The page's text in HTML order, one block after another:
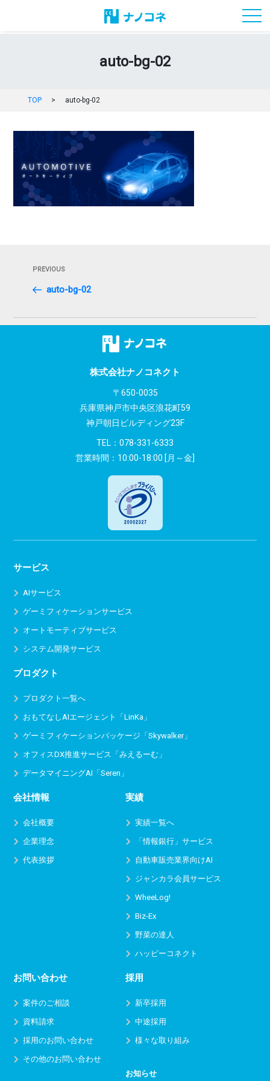
auto-bg-02
TOP > auto-bg-02
ビ
Previous
Post
PREVIOUS
auto-bg-02
株式会社ナノコネクト
〒650-0035
兵庫県神戸市中央区浪花町59
神戸朝日ビルディング23F
TEL： 078-331-6333
営業時間：10:00-18:00 [月～金]
サービス
AIサービス
ゲーミフィケーションサービス
オートモーティブサービス
システム開発サービス
プロダクト
プロダクト一覧へ
おもてなしAIエージェント「LinKa」
ゲーミフィケーションパッケージ「Skywalker」
オフィスDX推進サービス 「みえるーむ」
データマイニングAI「Seren」
会社情報
会社概要
企業理念
代表挨拶
実績
実績一覧へ
「情報銀行」サービス
自動車販売業界向けAI
ジャンカラ会員サービス
WheeLog!
Biz-Ex
野菜の達人
ハッピーコネクト
お問い合わせ
案件のご相談
資料請求
採用のお問い合わせ
その他のお問い合わせ
採用
新卒採用
中途採用
様々な取り組み
お知らせ